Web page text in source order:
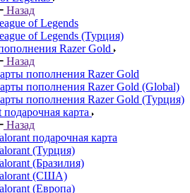
Назад
of Legends
of Legends (Турция)
Razer Gold
Назад
пополнения Razer Gold
пополнения Razer Gold (Global)
пополнения Razer Gold (Турция)
подарочная карта
Назад
подарочная карта
(Турция)
(Бразилия)
(США)
(Европа)